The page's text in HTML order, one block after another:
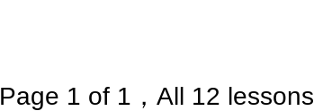
Page 1 of 1，All 12 lessons